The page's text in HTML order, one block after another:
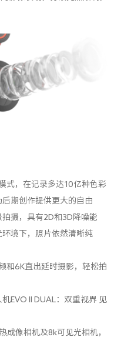
式，在记录多达10亿种色彩
期创作提供更大的自由
摄，具有2D和3D降噪能
境下，照片依然清晰纯
和6K直出延时摄影，轻松拍
EVO II DUAL：双重视界 见
成像相机及8k可见光相机，